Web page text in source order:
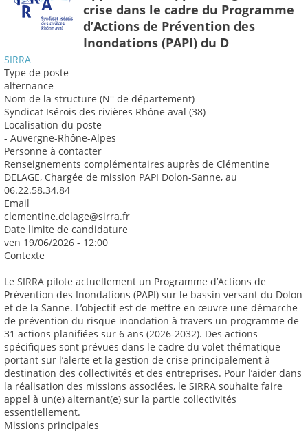
crise dans le cadre du Programme
d’Actions de Prévention des
Inondations (PAPI) du D
SIRRA
Type de poste
alternance
Nom de la structure (N° de département)
Syndicat Isérois des rivières Rhône aval (38)
Localisation du poste
- Auvergne-Rhône-Alpes
Personne à contacter
Renseignements complémentaires auprès de Clémentine
DELAGE, Chargée de mission PAPI Dolon-Sanne, au
06.22.58.34.84
Email
clementine.delage@sirra.fr
Date limite de candidature
ven 19/06/2026 - 12:00
Contexte
Le SIRRA pilote actuellement un Programme d’Actions de
Prévention des Inondations (PAPI) sur le bassin versant du Dolon
et de la Sanne. L’objectif est de mettre en œuvre une démarche
de prévention du risque inondation à travers un programme de
31 actions planifiées sur 6 ans (2026-2032). Des actions
spécifiques sont prévues dans le cadre du volet thématique
portant sur l’alerte et la gestion de crise principalement à
destination des collectivités et des entreprises. Pour l’aider dans
la réalisation des missions associées, le SIRRA souhaite faire
appel à un(e) alternant(e) sur la partie collectivités
essentiellement.
Missions principales